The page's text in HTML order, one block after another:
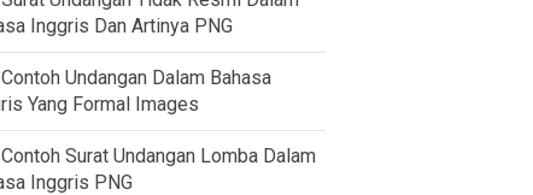
Inggris Dan Artinya PNG
Undangan Dalam Bahasa
Yang Formal Images
Surat Undangan Lomba Dalam
Inggris PNG